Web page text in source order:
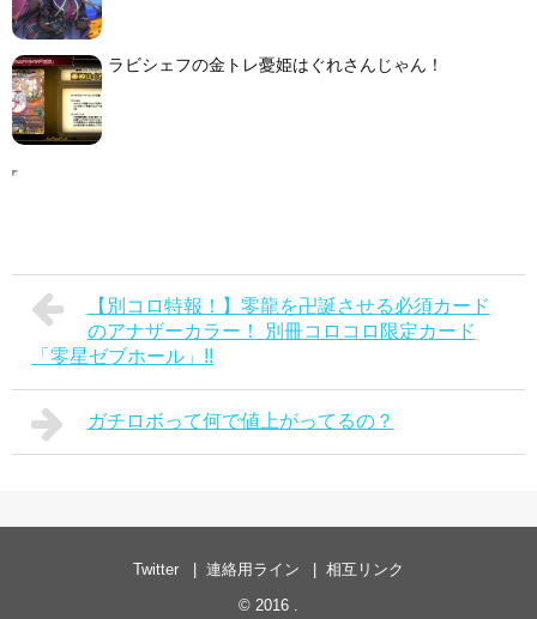
ラビシェフの金トレ憂姫はぐれさんじゃん！
【別コロ特報！】零龍を卍誕させる必須カード
のアナザーカラー！ 別冊コロコロ限定カード
「零星ゼブホール」!!
ガチロボって何で値上がってるの？
Twitter 連絡用ライン
相互リンク
© 2016